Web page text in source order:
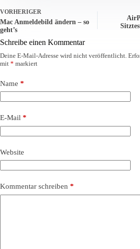
VORHERIGER
Mac Anmeldebild ändern – so
geht’s
Schreibe einen Kommentar
Deine E-Mail-Adresse wird nicht veröffentlicht.
mit * markiert
Name *
E-Mail *
Website
Kommentar schreiben *